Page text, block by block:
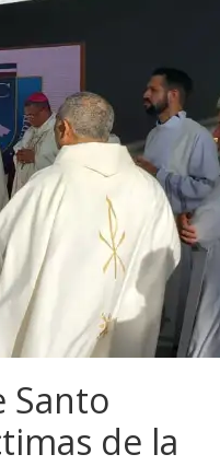
Santo
de la